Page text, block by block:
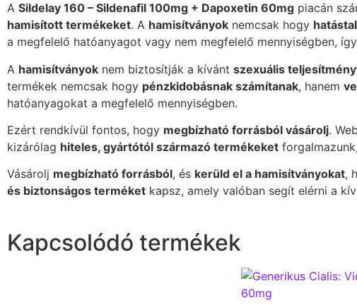
A Sildelay 160 – Sildenafil 100mg + Dapoxetin 60mg piacán
hamisított termékeket. A hamisítványok nemcsak hogy
a megfelelő hatóanyagot vagy nem megfelelő mennyiségben,
A hamisítványok nem biztosítják a kívánt szexuális
termékek nemcsak hogy pénzkidobásnak számítanak, hanem
hatóanyagokat a megfelelő mennyiségben.
Ezért rendkívül fontos, hogy megbízható forrásból vásárolj.
kizárólag hiteles, gyártótól származó termékeket
Vásárolj megbízható forrásból, és kerüld el a hamisítványokat,
és biztonságos terméket kapsz, amely valóban segít elérni a
Kapcsolódó termékek